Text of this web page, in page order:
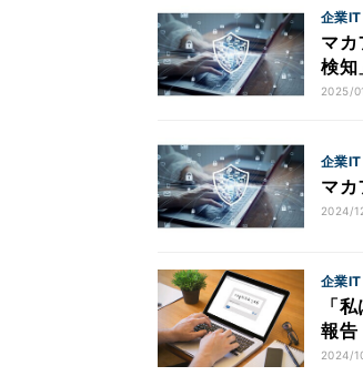
企業IT
マ
検知
2025/
企業IT
マ
2024/
企業IT
「
報告
2024/